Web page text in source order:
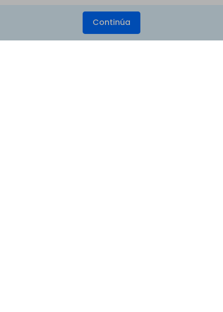
Continúa